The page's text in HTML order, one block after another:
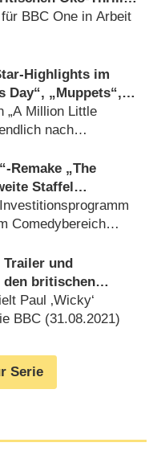
BBC One in Arbeit
Highlights im
Day“, „Muppets“,
„Tatortreiniger“
„A Million Little
nach
Remake „The
Staffel
Education“ lebt
Comedybereich
Trailer und
britischen
Paul ‚Wicky‘
BBC (31.08.2021)
Serie